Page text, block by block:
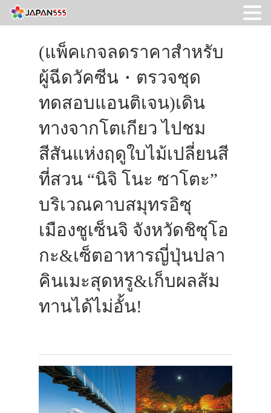
(แพ็คเกจลดราคาสำหรับ
ผู้ฉีดวัคซีน・ตรวจชุด
ทดสอบแอนติเจน)เดิน
ทางจากโตเกียว ไปชม
สีสันแห่งฤดูใบไม้เปลี่ยนสี
ที่สวน “นิจิ โนะ ซาโตะ”
บริเวณคาบสมุทรอิซุ
เมืองชูเซ็นจิ จังหวัดชิซุโอ
กะ&เซ็ตอาหารญี่ปุ่นปลา
คินเมะสุดหรู&เก็บผลส้ม
ทานได้ไม่อั้น!